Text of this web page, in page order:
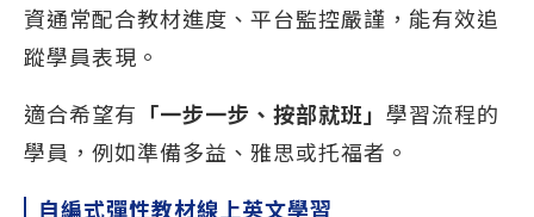
資通常配合教材進度、平台監控嚴謹，能有效追
蹤學員表現。
適合希望有 「一步一步、按部就班」 學習流程的
學員，例如準備多益、雅思或托福者。
自編式彈性教材線上英文學習